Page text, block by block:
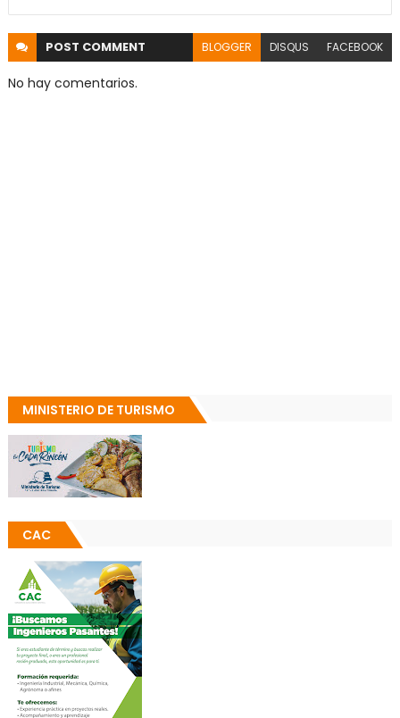
POST COMMENT BLOGGER DISQUS FACEBOOK
No hay comentarios.
MINISTERIO DE TURISMO
CAC